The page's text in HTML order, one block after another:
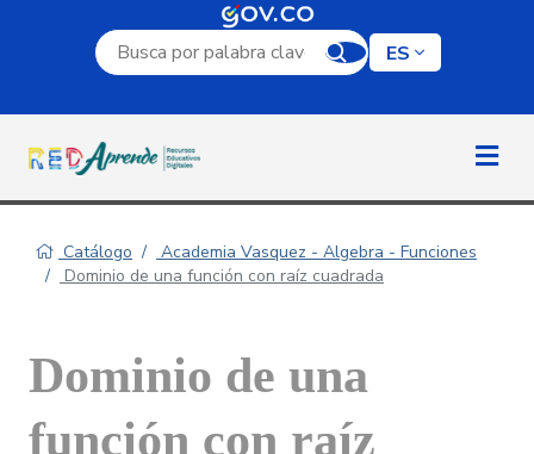
Campo de búsqueda por palabra clave
ES
Catálogo
Academia Vasquez - Algebra - Funciones
Dominio de una función con raíz cuadrada
Dominio de una
función con raíz